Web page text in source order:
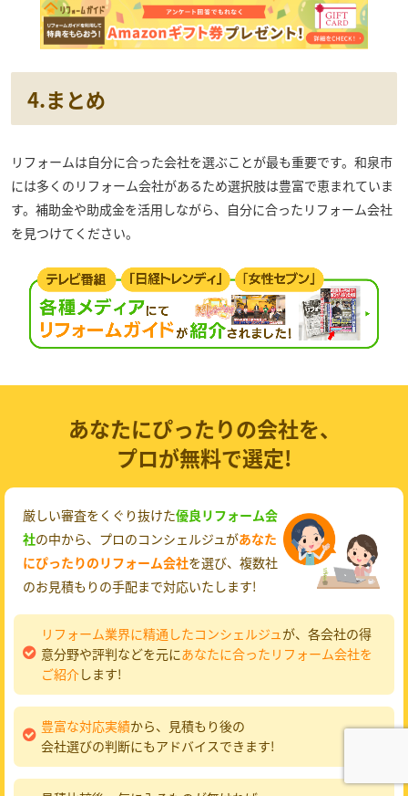
4.まとめ
リフォームは自分に合った会社を選ぶことが最も重要です。和泉市
には多くのリフォーム会社があるため選択肢は豊富で恵まれていま
す。補助金や助成金を活用しながら、自分に合ったリフォーム会社
を見つけてください。
あなたにぴったりの会社を、
プロが無料で選定!
厳しい審査をくぐり抜けた優良リフォーム会
社の中から、プロのコンシェルジュがあなた
にぴったりのリフォーム会社を選び、複数社
のお見積もりの手配まで対応いたします!
リフォーム業界に精通したコンシェルジュ が、各会社の得
意分野や評判などを元にあなたに合ったリフォーム会社を
ご紹介します!
豊富な対応実績から、見積もり後の
会社選びの判断にもアドバイスできます!